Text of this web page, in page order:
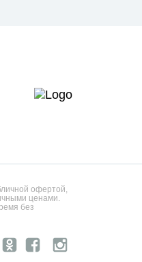
офертой,
ценами.
без